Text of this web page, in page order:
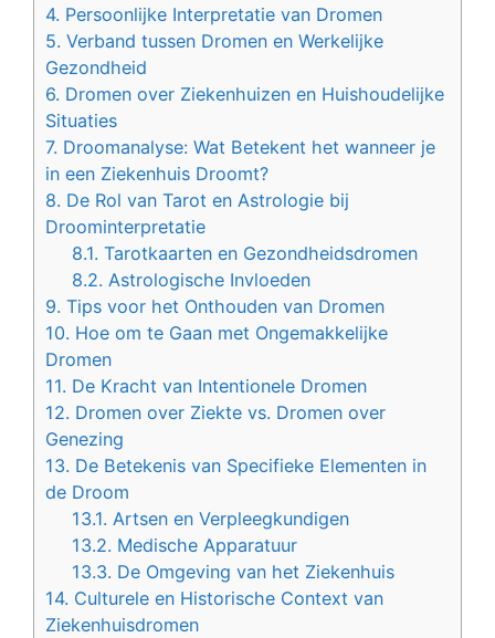
4. Persoonlijke Interpretatie van Dromen
5. Verband tussen Dromen en Werkelijke
Gezondheid
6. Dromen over Ziekenhuizen en Huishoudelijke
Situaties
7. Droomanalyse: Wat Betekent het wanneer je
in een Ziekenhuis Droomt?
8. De Rol van Tarot en Astrologie bij
Droominterpretatie
8.1. Tarotkaarten en Gezondheidsdromen
8.2. Astrologische Invloeden
9. Tips voor het Onthouden van Dromen
10. Hoe om te Gaan met Ongemakkelijke
Dromen
11. De Kracht van Intentionele Dromen
12. Dromen over Ziekte vs. Dromen over
Genezing
13. De Betekenis van Specifieke Elementen in
de Droom
13.1. Artsen en Verpleegkundigen
13.2. Medische Apparatuur
13.3. De Omgeving van het Ziekenhuis
14. Culturele en Historische Context van
Ziekenhuisdromen